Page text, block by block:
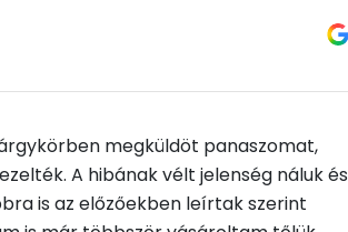
megküldöt panaszomat,
A hibának vélt jelenség náluk és
is az előzőekben leírtak szerint